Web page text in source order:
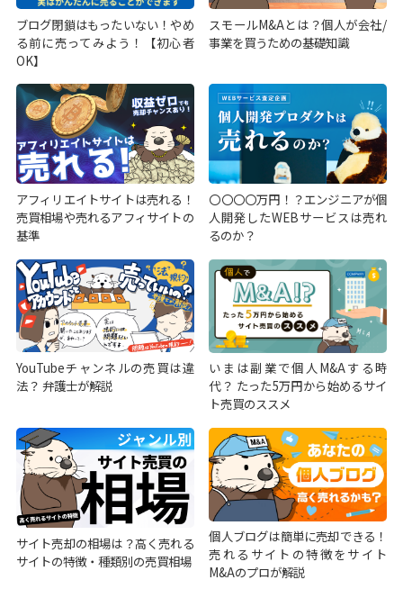
ブログ閉鎖はもったいない！やめ
る前に売ってみよう！【初心者
OK】
スモールM&Aとは？個人が会社/
事業を買うための基礎知識
アフィリエイトサイトは売れる！
売買相場や売れるアフィサイトの
基準
〇〇〇〇万円！？エンジニアが個
人開発したWEBサービスは売れ
るのか？
YouTubeチャンネルの売買は違
法？ 弁護士が解説
いまは副業で個人M&Aする時
代？ たった5万円から始めるサイ
ト売買のススメ
サイト売却の相場は？高く売れる
サイトの特徴・種類別の売買相場
個人ブログは簡単に売却できる！
売れるサイトの特徴をサイト
M&Aのプロが解説